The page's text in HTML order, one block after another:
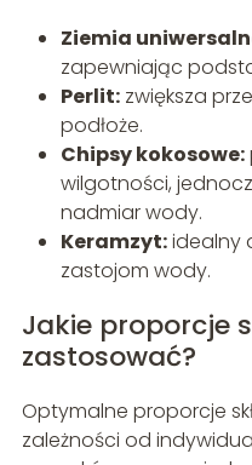
Ziemia
zapewniając
Perlit:zwiększa
podłoże.
Chipsy kokosowe:
wilgotności,
nadmiar wody.
Keramzyt:idealny
zastojom wody.
Jakie proporcje
zastosować?
Optymalne proporcje
zależności od